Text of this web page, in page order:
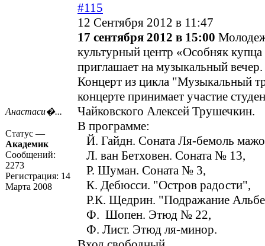
Анастаси�...
Статус —
Академик
Сообщений:
2273
Регистрация: 14
Марта 2008
#115
12 Сентября 2012 в 11:47
17 сентября 2012 в 15:00
культурный центр «Особняк
приглашает на музыкальный вечер.
Концерт из цикла "Музыкальный
концерте принимает участие
Чайковского Алексей Трушечкин.
В программе:
Й. Гайдн. Соната Ля-бемоль
Л. ван Бетховен. Соната № 13,
Р. Шуман. Соната № 3,
К. Дебюсси. "Остров радости",
Р.К. Щедрин. "Подражание
Ф. Шопен. Этюд № 22,
Ф. Лист. Этюд ля-минор.